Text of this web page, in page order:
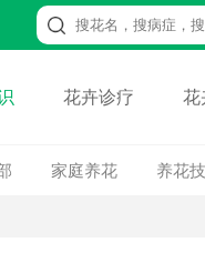
花卉诊疗 花
家庭养花 养花